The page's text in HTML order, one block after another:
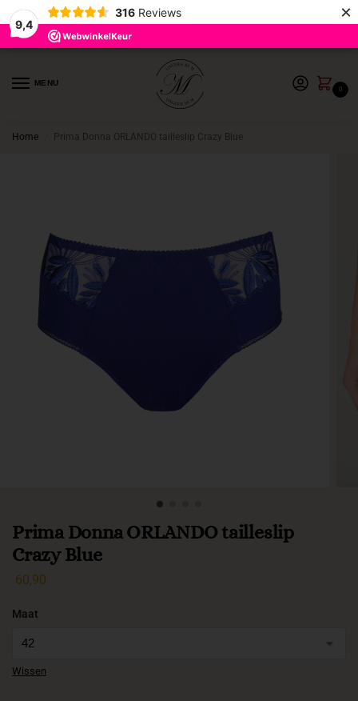
9,4
316 Reviews ×
MENU
0
Home Prima Donna ORLANDO tailleslip Crazy Blue
Prima Donna ORLANDO tailleslip
Crazy Blue
60,90
Maat
Wissen